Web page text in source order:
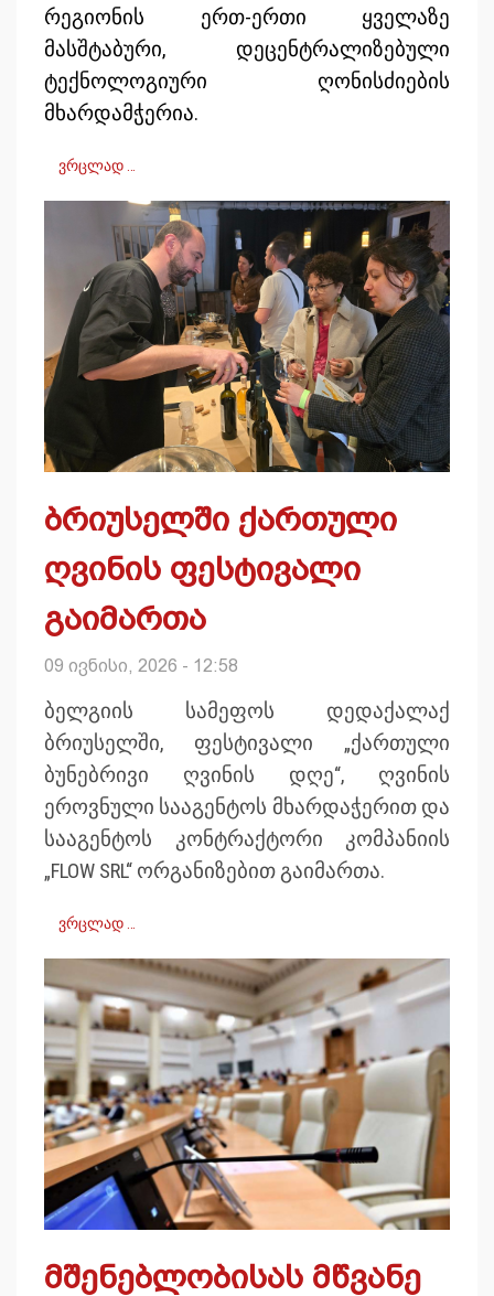
რეგიონის ერთ-ერთი ყველაზე
მასშტაბური, დეცენტრალიზებული
ტექნოლოგიური ღონისძიების
მხარდამჭერია.
ვრცლად …
ბრიუსელში ქართული
ღვინის ფესტივალი
გაიმართა
09 ივნისი, 2026 - 12:58
ბელგიის სამეფოს დედაქალაქ
ბრიუსელში, ფესტივალი „ქართული
ბუნებრივი ღვინის დღე“, ღვინის
ეროვნული სააგენტოს მხარდაჭერით და
სააგენტოს კონტრაქტორი კომპანიის
„FLOW SRL“ ორგანიზებით გაიმართა.
ვრცლად …
მშენებლობისას მწვანე